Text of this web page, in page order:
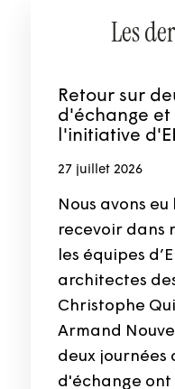
Les
Retour sur
d'échange
l'initiative
27 juillet 2026
Nous avons
recevoir dans
les équipes
architectes
Christophe
Armand
deux journées
d'échange